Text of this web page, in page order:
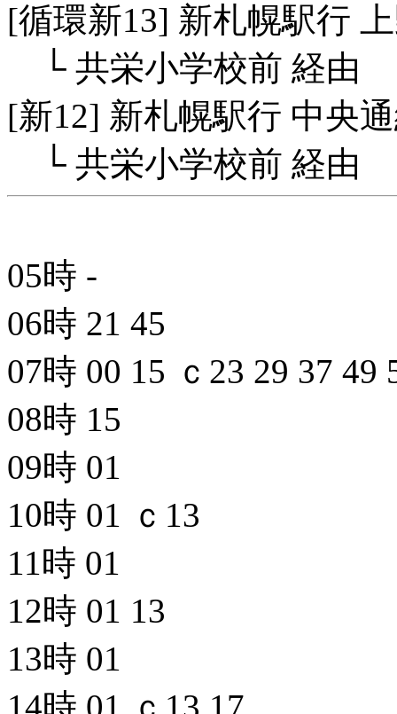
[循環新13] 新札幌駅行
└ 共栄小学校前 経由
[新12] 新札幌駅行 中央
└ 共栄小学校前 経由
05時 -
06時 21 45
07時 00 15 ｃ23 29 37 49
08時 15
09時 01
10時 01 ｃ13
11時 01
12時 01 13
13時 01